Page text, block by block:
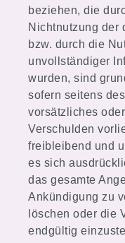
beziehen, die
Nichtnutzung der
bzw. durch die
unvollständiger
wurden, sind
sofern seitens
vorsätzliches
Verschulden
freibleibend und
es sich
das gesamte
Ankündigung zu
löschen oder die
endgültig